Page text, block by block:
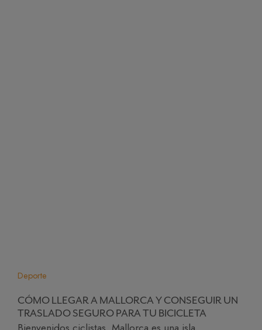
Deporte
CÓMO LLEGAR A MALLORCA Y CONSEGUIR UN
TRASLADO SEGURO PARA TU BICICLETA